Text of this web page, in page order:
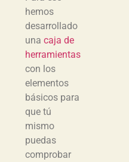
hemos
desarrollado
una caja de
herramientas
con los
elementos
básicos para
que tú
mismo
puedas
comprobar